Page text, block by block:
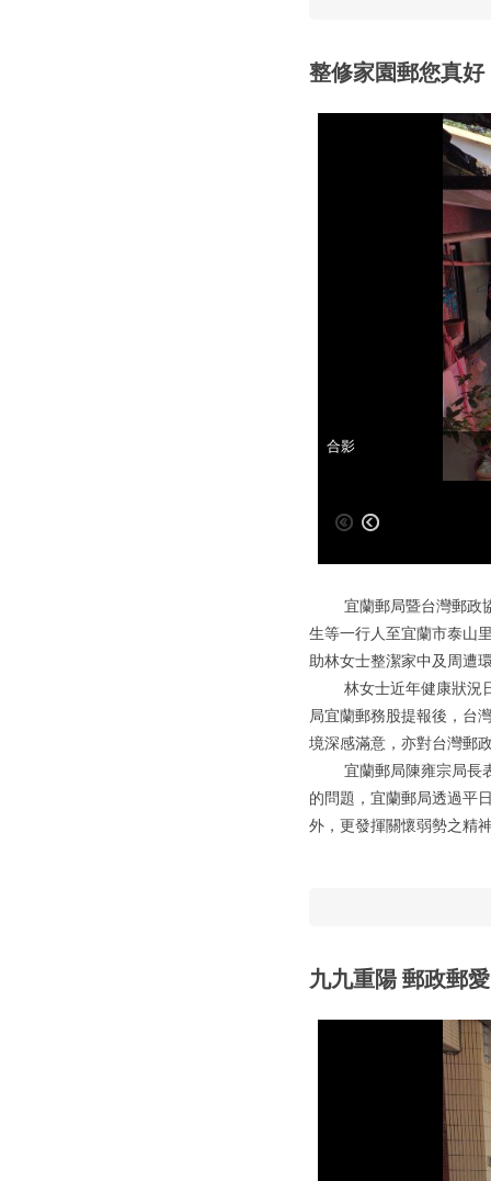
整修家園郵您真好
里長致贈感謝狀
合影
宜蘭郵局暨台灣郵政協
生等一行人至宜蘭市泰山
助林女士整潔家中及周遭
林女士近年健康狀況日
局宜蘭郵務股提報後，台
境深感滿意，亦對台灣郵
宜蘭郵局陳雍宗局長表
的問題，宜蘭郵局透過平
外，更發揮關懷弱勢之精
九九重陽 郵政郵愛